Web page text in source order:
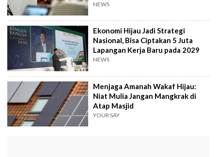
NEWS
Ekonomi Hijau Jadi Strategi
Nasional, Bisa Ciptakan 5 Juta
Lapangan Kerja Baru pada 2029
NEWS
Menjaga Amanah Wakaf Hijau:
Niat Mulia Jangan Mangkrak di
Atap Masjid
YOUR SAY